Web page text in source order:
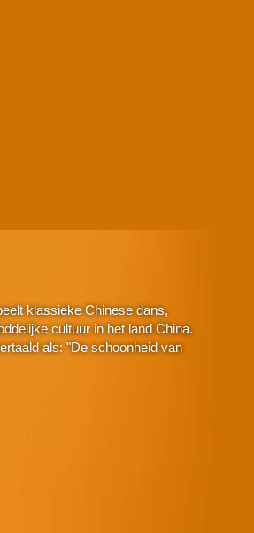
klassieke Chinese dans,
cultuur in het land China.
als: "De schoonheid van